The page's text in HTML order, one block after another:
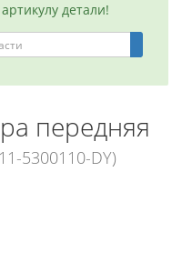
детали!
передняя
5300110-DY)